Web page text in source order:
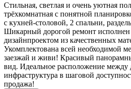
Стильная, светлая и очень уютная
трёхкомнатная с понятной
с кухней-столовой, 2 спальни,
Шикарный дорогой ремонт исполнен
дизайнпроектом из качественных
Укомплектована всей необходимой
заезжай и живи! Красивый
вид. Идеальное расположение между
инфраструктура в шаговой
продажа!